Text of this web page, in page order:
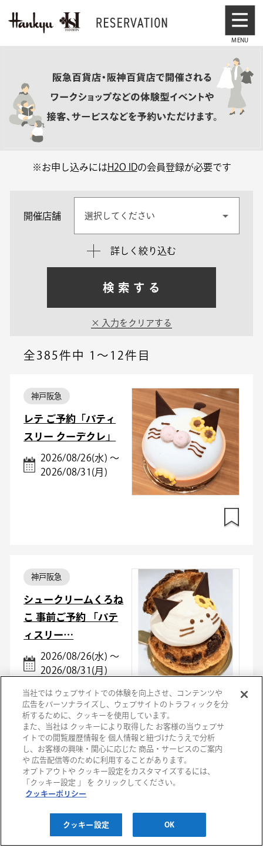
※お申し込みにはH2O IDの会員登録が必要です
開催店舗 選択してください
詳しく絞り込む
検索する
入力をクリアする
全385件中 1～12件目
神戸阪急
レテ ご予約「パティ
スリー クーデクレ」
2026/08/26(水) ～
2026/08/31(月)
神戸阪急
シュークリームくろね
こ 事前ご予約 「パテ
ィスリー…
2026/08/26(水) ～
2026/08/31(月)
阪急メンズ東京
印象設計で仕立てる
オーダースーツ
2026/09/22(火) ～
2026/09/27(日)
当社では ウェブサイトでの体験を向上させ、コンテンツや
広告をパーソナライズし、ウェブサイトのトラフィックを分
析するために、クッキーを使用しています。
また、当社は クッキーにより取得した お客様の当ウェブサ
イトでの閲覧履歴情報を 個人情報と紐づけたうえで分析
し、お客様の興味・関心に応じた 商品・サービスのご案内
や 広告配信等のために利用することがあります。
オプトアウトや クッキー設定をカスタマイズするには、
「クッキー設定 」 を クリックしてください。
クッキーポリシー
クッキー設定 OK